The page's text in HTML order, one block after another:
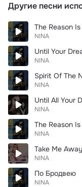
Другие песни
The Reason Is
NINA
Until Your
NINA
Spirit Of The
NINA
NINA
The Reason
NINA
Take Me
NINA
По Бродвею
NINA